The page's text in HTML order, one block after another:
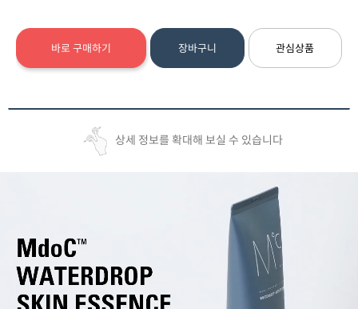
바로 구매하기 장바구니 관심상품
상세 정보를 확대해 보실 수 있습니다